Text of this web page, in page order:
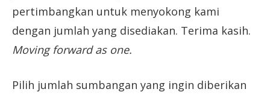
pertimbangkan untuk menyokong kami
dengan jumlah yang disediakan. Terima kasih.
Moving forward as one.
Pilih jumlah sumbangan yang ingin diberikan